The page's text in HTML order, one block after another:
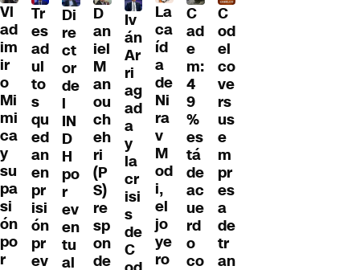
Vl
ad
im
ir
o
Mi
mi
ca
y
su
pa
si
ón
po
r
Tr
es
ad
ul
to
s
qu
ed
an
en
pr
isi
ón
pr
ev
Di
re
ct
or
de
l
IN
D
H
po
r
ev
en
tu
al
D
an
iel
M
an
ou
ch
eh
ri
(P
S)
re
sp
on
de
Iv
án
Ar
ri
ag
ad
a
y
la
cr
isi
s
de
C
La
ca
íd
a
de
Ni
ra
v
M
od
i,
el
jo
ye
ro
C
ad
e
m:
4
9
%
es
tá
de
ac
ue
rd
o
co
C
od
el
co
ve
rs
us
e
m
pr
es
a
de
tr
an